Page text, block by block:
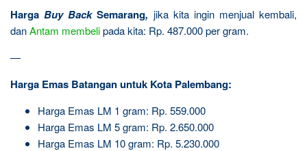
HargaBuy BackSemarang, jika kita ingin menjual kembali,
danAntam membelipada kita: Rp. 487.000 per gram.
—
Harga Emas Batangan untuk Kota Palembang:
Harga Emas LM 1 gram: Rp. 559.000
Harga Emas LM 5 gram: Rp. 2.650.000
Harga Emas LM 10 gram: Rp. 5.230.000